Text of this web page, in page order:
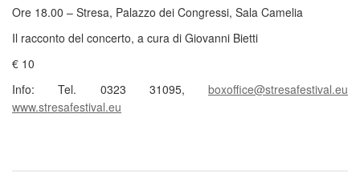
Ore 18.00 – Stresa, Palazzo dei Congressi, Sala Camelia
Il racconto del concerto, a cura di Giovanni Bietti
€ 10
Info: Tel. 0323 31095, boxoffice@stresafestival.eu
www.stresafestival.eu